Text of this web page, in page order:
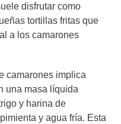
disfrutar como
tortillas fritas que
a los camarones
camarones implica
una masa líquida
y harina de
y agua fría. Esta